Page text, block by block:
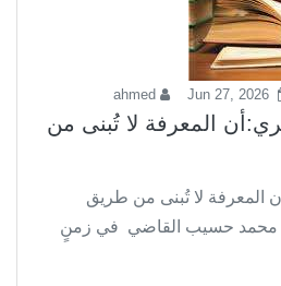
Jun 27, 2026
ahmed
المعرفة لا تُبنى من
المعرفة لا تُبنى من طريق
محمد حسيب القاضي في زمنٍ